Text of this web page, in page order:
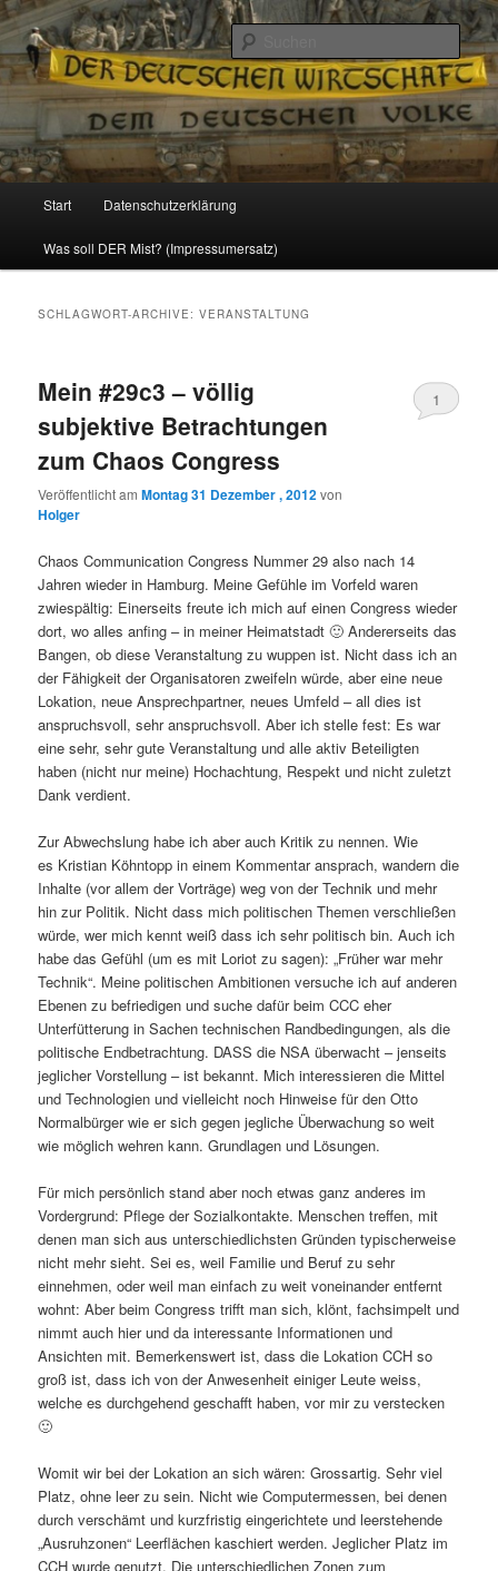
Reizzentrum
Politik, Wirtschaft, Soziales und Gesellschaft
Zum
Inhalt
Zum
sekundären
Start Datenschutzerklärung
Was soll DER Mist? (Impressumersatz)
SCHLAGWORT-ARCHIVE:VERANSTALTUNG
Mein #29c3 – völlig
subjektive Betrachtungen
zum Chaos Congress
Veröffentlicht amMontag 31 Dezember , 2012von
Holger
1
Chaos Communication Congress Nummer 29 also nach 14
Jahren wieder in Hamburg. Meine Gefühle im Vorfeld waren
zwiespältig: Einerseits freute ich mich auf einen Congress wieder
dort, wo alles anfing – in meiner Heimatstadt 🙂 Andererseits das
Bangen, ob diese Veranstaltung zu wuppen ist. Nicht dass ich an
der Fähigkeit der Organisatoren zweifeln würde, aber eine neue
Lokation, neue Ansprechpartner, neues Umfeld – all dies ist
anspruchsvoll, sehr anspruchsvoll. Aber ich stelle fest: Es war
eine sehr, sehr gute Veranstaltung und alle aktiv Beteiligten
haben (nicht nur meine) Hochachtung, Respekt und nicht zuletzt
Dank verdient.
Zur Abwechslung habe ich aber auch Kritik zu nennen. Wie
es Kristian Köhntopp in einem Kommentar ansprach, wandern die
Inhalte (vor allem der Vorträge) weg von der Technik und mehr
hin zur Politik. Nicht dass mich politischen Themen verschließen
würde, wer mich kennt weiß dass ich sehr politisch bin. Auch ich
habe das Gefühl (um es mit Loriot zu sagen): „Früher war mehr
Technik“. Meine politischen Ambitionen versuche ich auf anderen
Ebenen zu befriedigen und suche dafür beim CCC eher
Unterfütterung in Sachen technischen Randbedingungen, als die
politische Endbetrachtung. DASS die NSA überwacht – jenseits
jeglicher Vorstellung – ist bekannt. Mich interessieren die Mittel
und Technologien und vielleicht noch Hinweise für den Otto
Normalbürger wie er sich gegen jegliche Überwachung so weit
wie möglich wehren kann. Grundlagen und Lösungen.
Für mich persönlich stand aber noch etwas ganz anderes im
Vordergrund: Pflege der Sozialkontakte. Menschen treffen, mit
denen man sich aus unterschiedlichsten Gründen typischerweise
nicht mehr sieht. Sei es, weil Familie und Beruf zu sehr
einnehmen, oder weil man einfach zu weit voneinander entfernt
wohnt: Aber beim Congress trifft man sich, klönt, fachsimpelt und
nimmt auch hier und da interessante Informationen und
Ansichten mit. Bemerkenswert ist, dass die Lokation CCH so
groß ist, dass ich von der Anwesenheit einiger Leute weiss,
welche es durchgehend geschafft haben, vor mir zu verstecken
🙂
Womit wir bei der Lokation an sich wären: Grossartig. Sehr viel
Platz, ohne leer zu sein. Nicht wie Computermessen, bei denen
durch verschämt und kurzfristig eingerichtete und leerstehende
„Ausruhzonen“ Leerflächen kaschiert werden. Jeglicher Platz im
CCH wurde genutzt. Die unterschiedlichen Zonen zum